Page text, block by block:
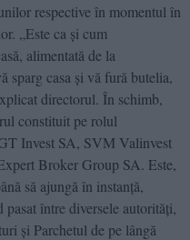
respective în momentul în
„Este ca şi cum
alimentată de la
sparg casa şi vă fură butelia,
directorul. În schimb,
constituit pe rolul
Invest SA, SVM Valinvest
Broker Group SA. Este,
să ajungă în instanţă,
între diversele autorităţi,
şi Parchetul de pe lângă